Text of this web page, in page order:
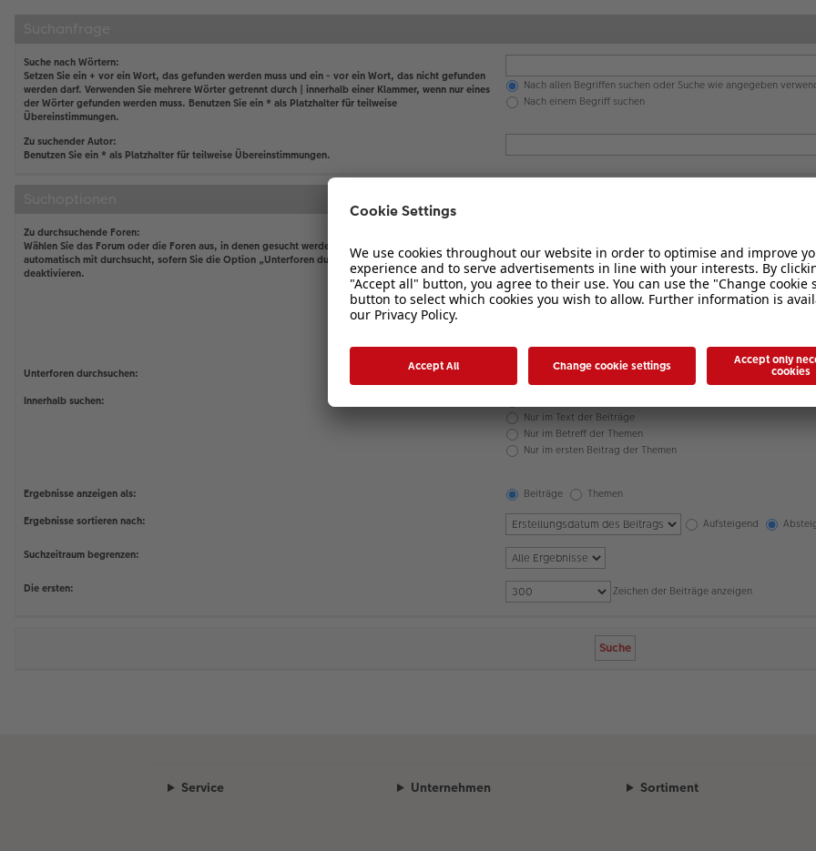
Suche nach Wörtern:
Setzen Sie ein + vor ein Wort, das gefunden werden muss und ein - vor ein Wort, das nicht gefunden
werden darf. Verwenden Sie mehrere Wörter getrennt durch
innerhalb einer Klammer, wenn nur eines
der Wörter gefunden werden muss. Benutzen Sie ein * als Platzhalter für teilweise
Übereinstimmungen.
Nach allen Begriffen suchen oder Suche wie angegeben
Nach einem Begriff suchen
Zu suchender Autor:
Benutzen Sie ein * als Platzhalter für teilweise Übereinstimmungen.
Zu durchsuchende Foren:
Wählen Sie das Forum oder die Foren aus, in denen gesucht werden soll. Unterforen werden
automatisch mit durchsucht, sofern Sie die Option „Unterforen durchsuchen“ unten nicht
deaktivieren.
Unterforen durchsuchen:
Nein
Innerhalb suchen:
Nur im Text der Beiträge
Nur im Betreff der Themen
Nur im ersten Beitrag der Themen
Ergebnisse anzeigen als: Beiträge
Themen
Ergebnisse sortieren nach:
Aufsteigend
Suchzeitraum begrenzen:
Die ersten: Zeichen der Beiträge anzeigen
Service Unternehmen Sortiment